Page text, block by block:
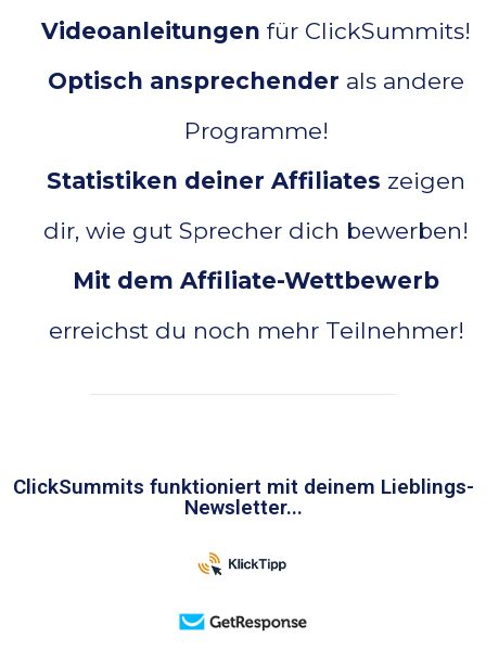
Videoanleitungen für ClickSummits!
Optisch ansprechender als andere
Programme!
Statistiken deiner Affiliates zeigen
dir, wie gut Sprecher dich bewerben!
Mit dem Affiliate-Wettbewerb
erreichst du noch mehr Teilnehmer!
ClickSummits funktioniert mit deinem Lieblings-
Newsletter...